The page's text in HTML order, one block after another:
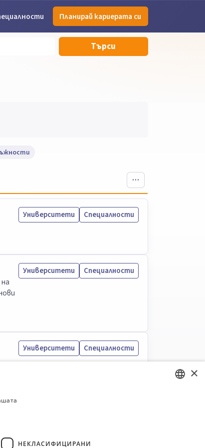
Планирай кариерата си
Търси
Университети Специалности
Университети Специалности
Университети Специалности
×
НЕКЛАСИФИЦИРАНИ